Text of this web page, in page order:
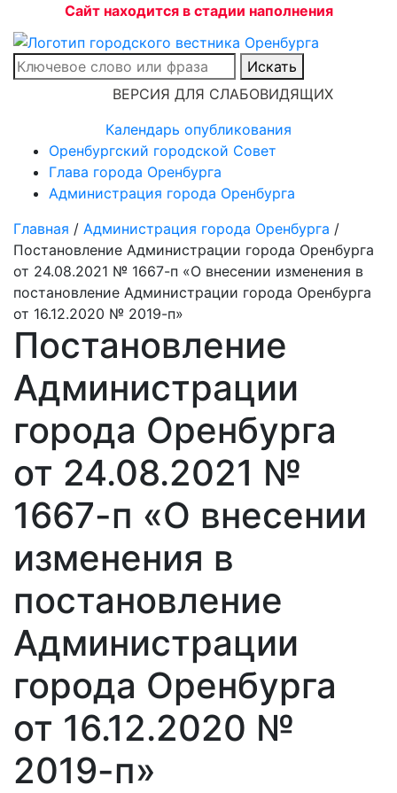
Сайт находится в стадии наполнения
Искать
ВЕРСИЯ ДЛЯ СЛАБОВИДЯЩИХ
Календарь опубликования
Оренбургский городской Совет
Глава города Оренбурга
Администрация города Оренбурга
Главная / Администрация города Оренбурга /
Постановление Администрации города Оренбурга
от 24.08.2021 № 1667-п «О внесении изменения в
постановление Администрации города Оренбурга
от 16.12.2020 № 2019-п»
Постановление
Администрации
города Оренбурга
от 24.08.2021 №
1667-п «О внесении
изменения в
постановление
Администрации
города Оренбурга
от 16.12.2020 №
2019-п»